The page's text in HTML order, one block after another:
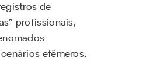
de
profissionais,
efêmeros,